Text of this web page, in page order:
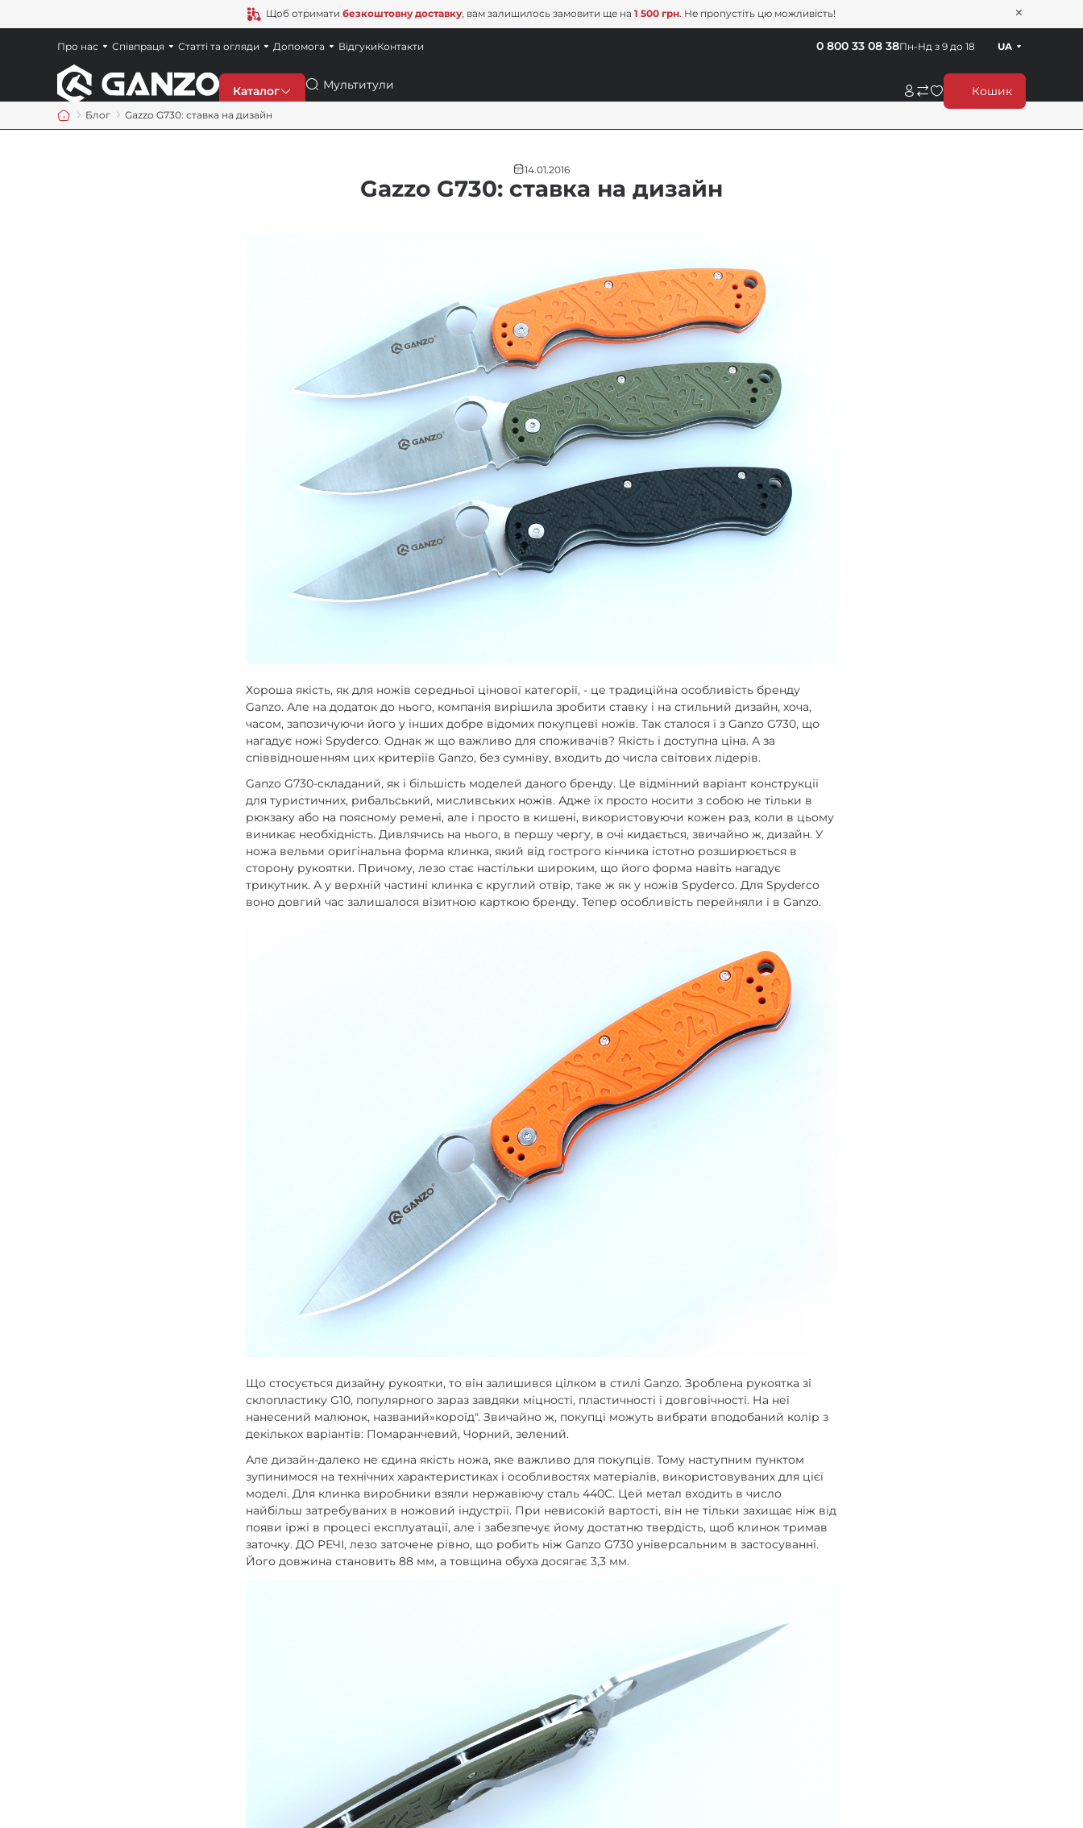
Щоб отримати безкоштовну доставку, вам залишилось замовити ще на 1 500 грн. Не пропустіть цю можливість!
Каталог
Газові пальники
Пошук Кошик
Пн-Нд з 9 до 18
0 800 33 08 38 UA
Про нас Співпраця Статті та огляди Допомога ВідгукиКонтакти
Блог Gazzo G730: ставка на дизайн
14.01.2016
Gazzo G730: ставка на дизайн
Хороша якість, як для ножів середньої цінової категорії, - це традиційна особливість бренду
Ganzo. Але на додаток до нього, компанія вирішила зробити ставку і на стильний дизайн, хоча,
часом, запозичуючи його у інших добре відомих покупцеві ножів. Так сталося і з Ganzo G730, що
нагадує ножі Spyderco. Однак ж що важливо для споживачів? Якість і доступна ціна. А за
співвідношенням цих критеріїв Ganzo, без сумніву, входить до числа світових лідерів.
Ganzo G730-складаний, як і більшість моделей даного бренду. Це відмінний варіант конструкції
для туристичних, рибальський, мисливських ножів. Адже їх просто носити з собою не тільки в
рюкзаку або на поясному ремені, але і просто в кишені, використовуючи кожен раз, коли в цьому
виникає необхідність. Дивлячись на нього, в першу чергу, в очі кидається, звичайно ж, дизайн. У
ножа вельми оригінальна форма клинка, який від гострого кінчика істотно розширюється в
сторону рукоятки. Причому, лезо стає настільки широким, що його форма навіть нагадує
трикутник. А у верхній частині клинка є круглий отвір, таке ж як у ножів Spyderco. Для Spyderco
воно довгий час залишалося візитною карткою бренду. Тепер особливість перейняли і в Ganzo.
Що стосується дизайну рукоятки, то він залишився цілком в стилі Ganzo. Зроблена рукоятка зі
склопластику G10, популярного зараз завдяки міцності, пластичності і довговічності. На неї
нанесений малюнок, названий»короїд". Звичайно ж, покупці можуть вибрати вподобаний колір з
декількох варіантів: Помаранчевий, Чорний, зелений.
Але дизайн-далеко не єдина якість ножа, яке важливо для покупців. Тому наступним пунктом
зупинимося на технічних характеристиках і особливостях матеріалів, використовуваних для цієї
моделі. Для клинка виробники взяли нержавіючу сталь 440С. Цей метал входить в число
найбільш затребуваних в ножовий індустрії. При невисокій вартості, він не тільки захищає ніж від
появи іржі в процесі експлуатації, але і забезпечує йому достатню твердість, щоб клинок тримав
заточку. ДО РЕЧІ, лезо заточене рівно, що робить ніж Ganzo G730 універсальним в застосуванні.
Його довжина становить 88 мм, а товщина обуха досягає 3,3 мм.